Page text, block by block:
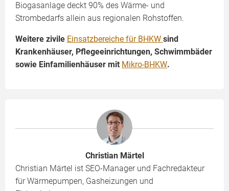
Biogasanlage deckt 90% des Wärme- und
Strombedarfs allein aus regionalen Rohstoffen.
Weitere zivile Einsatzbereiche für BHKW sind
Krankenhäuser, Pflegeeinrichtungen, Schwimmbäder
sowie Einfamilienhäuser mit Mikro-BHKW.
Christian Märtel
Christian Märtel ist SEO-Manager und Fachredakteur
für Wärmepumpen, Gasheizungen und